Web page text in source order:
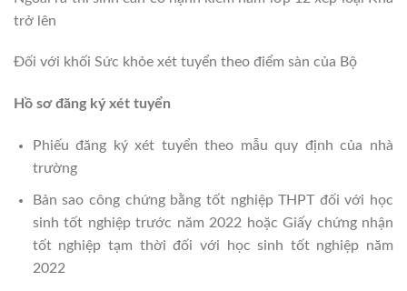
trở lên
Đối với khối Sức khỏe xét tuyển theo điểm sàn của Bộ
Hồ sơ đăng ký xét tuyển
Phiếu đăng ký xét tuyển theo mẫu quy định của nhà
trường
Bản sao công chứng bằng tốt nghiệp THPT đối với học
sinh tốt nghiệp trước năm 2022 hoặc Giấy chứng nhận
tốt nghiệp tạm thời đối với học sinh tốt nghiệp năm
2022